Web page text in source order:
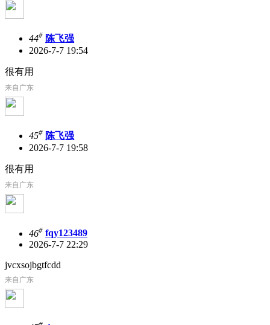
44# 陈飞强
2026-7-7 19:54
很有用
来自广东
45# 陈飞强
2026-7-7 19:58
很有用
来自广东
46# fqy123489
2026-7-7 22:29
jvcxsojbgtfcdd
来自广东